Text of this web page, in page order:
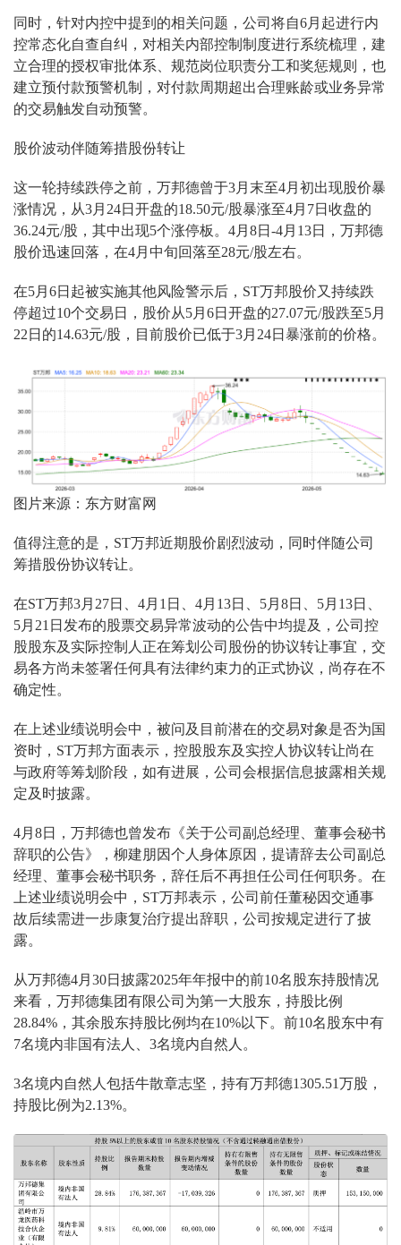
同时，针对内控中提到的相关问题，公司将自6月起进行内
控常态化自查自纠，对相关内部控制制度进行系统梳理，建
立合理的授权审批体系、规范岗位职责分工和奖惩规则，也
建立预付款预警机制，对付款周期超出合理账龄或业务异常
的交易触发自动预警。
股价波动伴随筹措股份转让
这一轮持续跌停之前，万邦德曾于3月末至4月初出现股价暴
涨情况，从3月24日开盘的18.50元/股暴涨至4月7日收盘的
36.24元/股，其中出现5个涨停板。4月8日-4月13日，万邦德
股价迅速回落，在4月中旬回落至28元/股左右。
在5月6日起被实施其他风险警示后，ST万邦股价又持续跌
停超过10个交易日，股价从5月6日开盘的27.07元/股跌至5月
22日的14.63元/股，目前股价已低于3月24日暴涨前的价格。
图片来源：东方财富网
值得注意的是，ST万邦近期股价剧烈波动，同时伴随公司
筹措股份协议转让。
在ST万邦3月27日、4月1日、4月13日、5月8日、5月13日、
5月21日发布的股票交易异常波动的公告中均提及，公司控
股股东及实际控制人正在筹划公司股份的协议转让事宜，交
易各方尚未签署任何具有法律约束力的正式协议，尚存在不
确定性。
在上述业绩说明会中，被问及目前潜在的交易对象是否为国
资时，ST万邦方面表示，控股股东及实控人协议转让尚在
与政府等筹划阶段，如有进展，公司会根据信息披露相关规
定及时披露。
4月8日，万邦德也曾发布《关于公司副总经理、董事会秘书
辞职的公告》，柳建朋因个人身体原因，提请辞去公司副总
经理、董事会秘书职务，辞任后不再担任公司任何职务。在
上述业绩说明会中，ST万邦表示，公司前任董秘因交通事
故后续需进一步康复治疗提出辞职，公司按规定进行了披
露。
从万邦德4月30日披露2025年年报中的前10名股东持股情况
来看，万邦德集团有限公司为第一大股东，持股比例
28.84%，其余股东持股比例均在10%以下。前10名股东中有
7名境内非国有法人、3名境内自然人。
3名境内自然人包括牛散章志坚，持有万邦德1305.51万股，
持股比例为2.13%。